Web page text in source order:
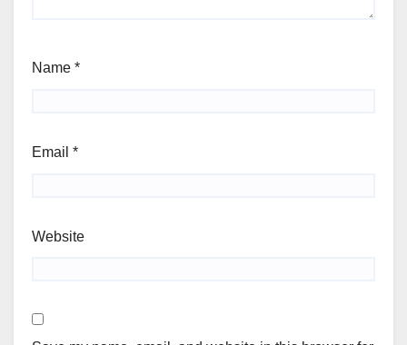
Name *
Email *
Website